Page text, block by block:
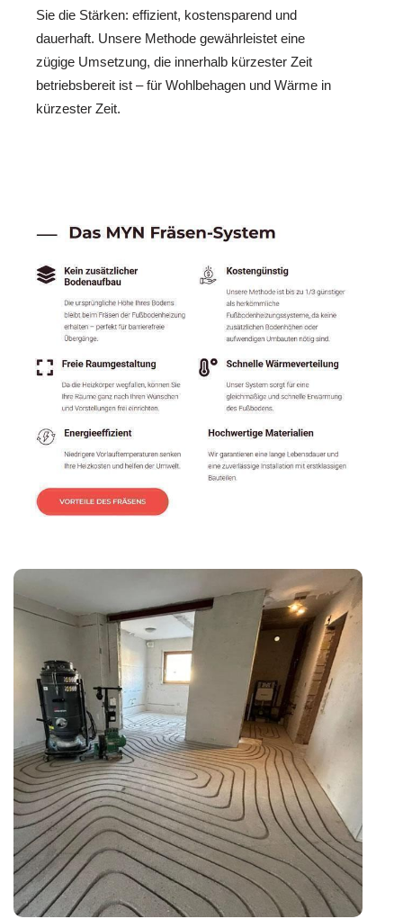
Sie die Stärken: effizient, kostensparend und
dauerhaft. Unsere Methode gewährleistet eine
zügige Umsetzung, die innerhalb kürzester Zeit
betriebsbereit ist – für Wohlbehagen und Wärme in
kürzester Zeit.